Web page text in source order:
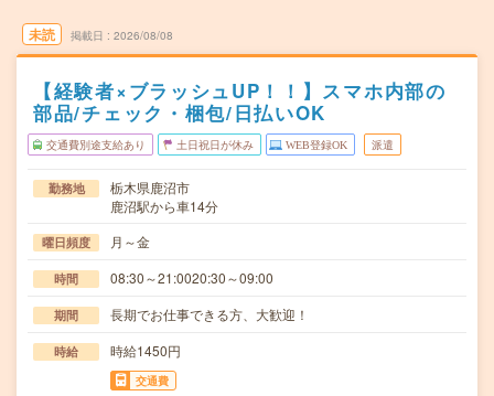
未読 掲載日 2026/08/08
【経験者×ブラッシュUP！！】スマホ内部の
部品/チェック・梱包/日払いOK
交通費別途支給あり 土日祝日が休み WEB登録OK 派遣
勤務地
栃木県鹿沼市
鹿沼駅から車14分
曜日頻度 月～金
時間 08:30～21:0020:30～09:00
期間 長期でお仕事できる方、大歓迎！
時給 時給1450円
交通費